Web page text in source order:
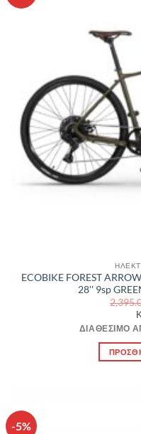
ECOBIKE FOREST
28'' 9sp
ΔΙΑΘΈΣΙΜΟ
-5%